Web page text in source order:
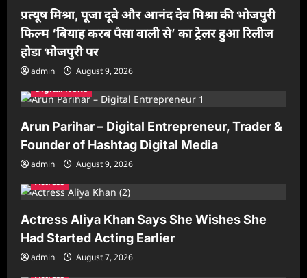
प्रत्यूष मिश्रा, पूजा दूबे और आनंद देव मिश्रा की भोजपुरी
फिल्म ‘बियाह करब पैसा वाली से’ का ट्रेलर हुआ रिलीज
होडा भोजपुरी पर
admin
August 9, 2026
Digital News
Arun Parihar – Digital Entrepreneur, Trader &
Founder of Hashtag Digital Media
admin
August 9, 2026
Actress
Actress Aliya Khan Says She Wishes She
Had Started Acting Earlier
admin
August 7, 2026
Actress